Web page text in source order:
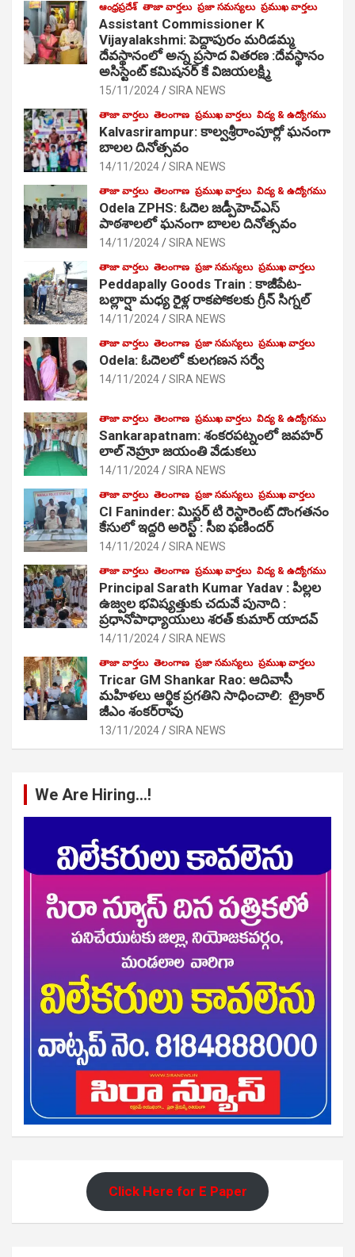
ఆంధ్రప్రదేశ్ తాజా వార్తలు ప్రజా సమస్యలు ప్రముఖ వార్తలు
Assistant Commissioner K
Vijayalakshmi: పెద్దాపురం మరిడమ్మ
దేవస్థానంలో అన్న ప్రసాద వితరణ :దేవస్థానం
అసిస్టెంట్ కమిషనర్ కే విజయలక్ష్మి
15/11/2024 SIRA NEWS
తాజా వార్తలు తెలంగాణ ప్రముఖ వార్తలు విద్య & ఉద్యోగము
Kalvasrirampur: కాల్వశ్రీరాంపూర్లో ఘనంగా
బాలల దినోత్సవం
14/11/2024 SIRA NEWS
తాజా వార్తలు తెలంగాణ ప్రముఖ వార్తలు విద్య & ఉద్యోగము
Odela ZPHS: ఓదెల జ‌డ్పీహెచ్ఎస్
పాఠ‌శాల‌లో ఘనంగా బాలల దినోత్సవం
14/11/2024 SIRA NEWS
తాజా వార్తలు తెలంగాణ ప్రజా సమస్యలు ప్రముఖ వార్తలు
Peddapally Goods Train : కాజీపేట-
బల్లార్షా మధ్య రైళ్ల రాకపోకలకు గ్రీన్ సిగ్నల్
14/11/2024 SIRA NEWS
తాజా వార్తలు తెలంగాణ ప్రజా సమస్యలు ప్రముఖ వార్తలు
Odela: ఓదెలలో కులగణన సర్వే
14/11/2024 SIRA NEWS
తాజా వార్తలు తెలంగాణ ప్రముఖ వార్తలు విద్య & ఉద్యోగము
Sankarapatnam: శంకరపట్నంలో జవహర్
లాల్ నెహ్రూ జయంతి వేడుకలు
14/11/2024 SIRA NEWS
తాజా వార్తలు తెలంగాణ ప్రజా సమస్యలు ప్రముఖ వార్తలు
CI Faninder: మిస్టర్ టి రెస్టారెంట్ దొంగతనం
కేసులో ఇద్దరి అరెస్ట్ : సీఐ ఫణిందర్
14/11/2024 SIRA NEWS
తాజా వార్తలు తెలంగాణ ప్రముఖ వార్తలు విద్య & ఉద్యోగము
Principal Sarath Kumar Yadav : పిల్లల
ఉజ్వల భవిష్యత్తుకు చదువే పునాది :
ప్రధానోపాధ్యాయులు శరత్ కుమార్ యాదవ్
14/11/2024 SIRA NEWS
తాజా వార్తలు తెలంగాణ ప్రజా సమస్యలు ప్రముఖ వార్తలు
Tricar GM Shankar Rao: ఆదివాసీ
మహిళలు ఆర్థిక ప్రగతిని సాధించాలి: ట్రైకార్
జీఎం శంకర్‌రావు
13/11/2024 SIRA NEWS
We Are Hiring…!
Click Here for E Paper